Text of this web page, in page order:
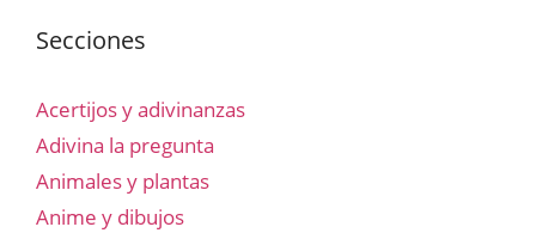
Secciones
Acertijos y adivinanzas
Adivina la pregunta
Animales y plantas
Anime y dibujos